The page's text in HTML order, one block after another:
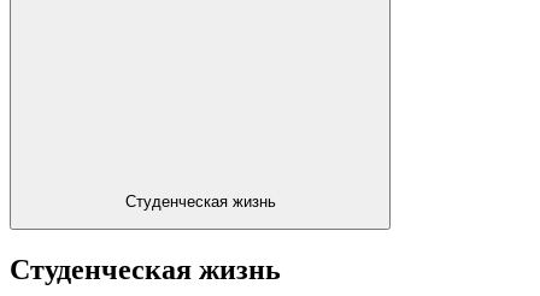
Студенческая жизнь
Студенческая жизнь